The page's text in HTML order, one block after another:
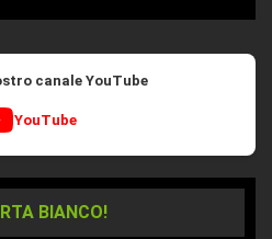
canale YouTube
YouTube
BIANCO!